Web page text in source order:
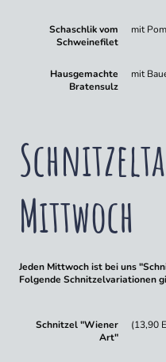
Schaschlik vom
Schweinefilet
mit
Hausgemachte
Bratensulz
mit
Mittwoch
Jeden Mittwoch ist bei uns
Folgende Schnitzelvariationen
Schnitzel "Wiener
Art"
(13,90